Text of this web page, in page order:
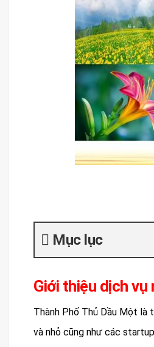
Mục lục
Giới thiệu dịch
Thành Phố Thủ Dầu Một là
và nhỏ cũng như các